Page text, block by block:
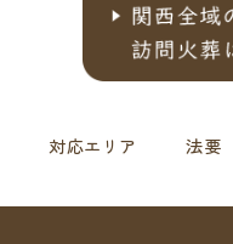
対応エリア 法要